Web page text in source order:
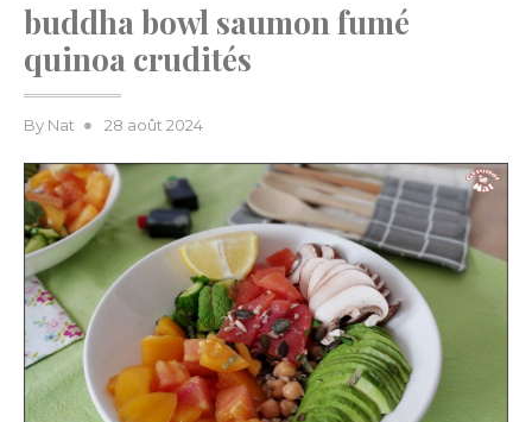
buddha bowl saumon fumé
quinoa crudités
By Nat
Posted
28 août 2024